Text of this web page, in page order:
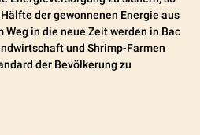
der gewonnenen Energie aus
in die neue Zeit werden in Bac
und Shrimp-Farmen
der Bevölkerung zu